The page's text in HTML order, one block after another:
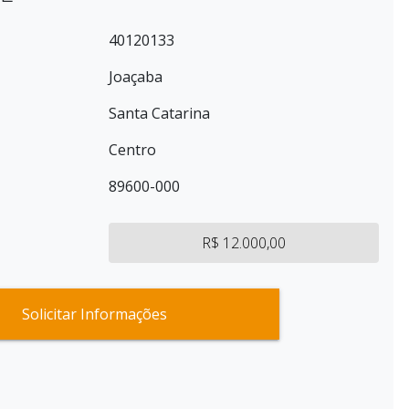
40120133
Joaçaba
Santa Catarina
Centro
89600-000
R$ 12.000,00
Solicitar Informações